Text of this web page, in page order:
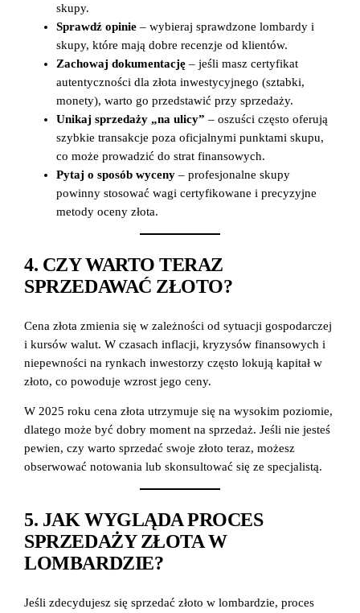
skupy.
Sprawdź opinie – wybieraj sprawdzone lombardy i
skupy, które mają dobre recenzje od klientów.
Zachowaj dokumentację – jeśli masz certyfikat
autentyczności dla złota inwestycyjnego (sztabki,
monety), warto go przedstawić przy sprzedaży.
Unikaj sprzedaży „na ulicy” – oszuści często oferują
szybkie transakcje poza oficjalnymi punktami skupu,
co może prowadzić do strat finansowych.
Pytaj o sposób wyceny – profesjonalne skupy
powinny stosować wagi certyfikowane i precyzyjne
metody oceny złota.
4. CZY WARTO TERAZ
SPRZEDAWAĆ ZŁOTO?
Cena złota zmienia się w zależności od sytuacji gospodarczej
i kursów walut. W czasach inflacji, kryzysów finansowych i
niepewności na rynkach inwestorzy często lokują kapitał w
złoto, co powoduje wzrost jego ceny.
W 2025 roku cena złota utrzymuje się na wysokim poziomie,
dlatego może być dobry moment na sprzedaż. Jeśli nie jesteś
pewien, czy warto sprzedać swoje złoto teraz, możesz
obserwować notowania lub skonsultować się ze specjalistą.
5. JAK WYGLĄDA PROCES
SPRZEDAŻY ZŁOTA W
LOMBARDZIE?
Jeśli zdecydujesz się sprzedać złoto w lombardzie, proces